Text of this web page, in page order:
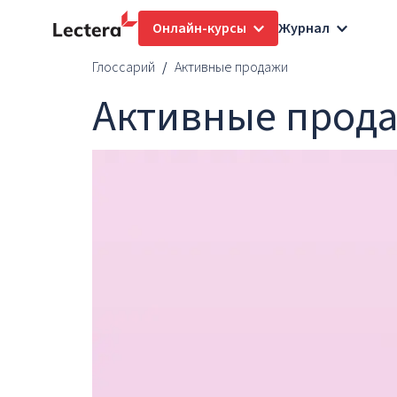
Онлайн-курсы
Журнал
Глоссарий
Активные продажи
Активные